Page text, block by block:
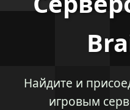
Найдите и
игровым